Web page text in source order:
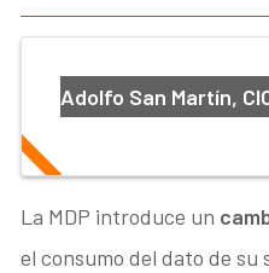
Adolfo San Martín,
La MDP introduce un
el consumo del dato de su